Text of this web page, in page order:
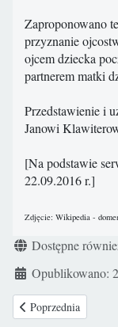
Zaproponowano
przyznanie
ojcem dziecka
partnerem matki
Przedstawienie i
Janowi
[Na podstawie
22.09.2016 r.]
Zdjęcie: Wikipedia -
Szczegóły
Dostępne
Opublikowano:
Poprzednia strona:
Poprzednia